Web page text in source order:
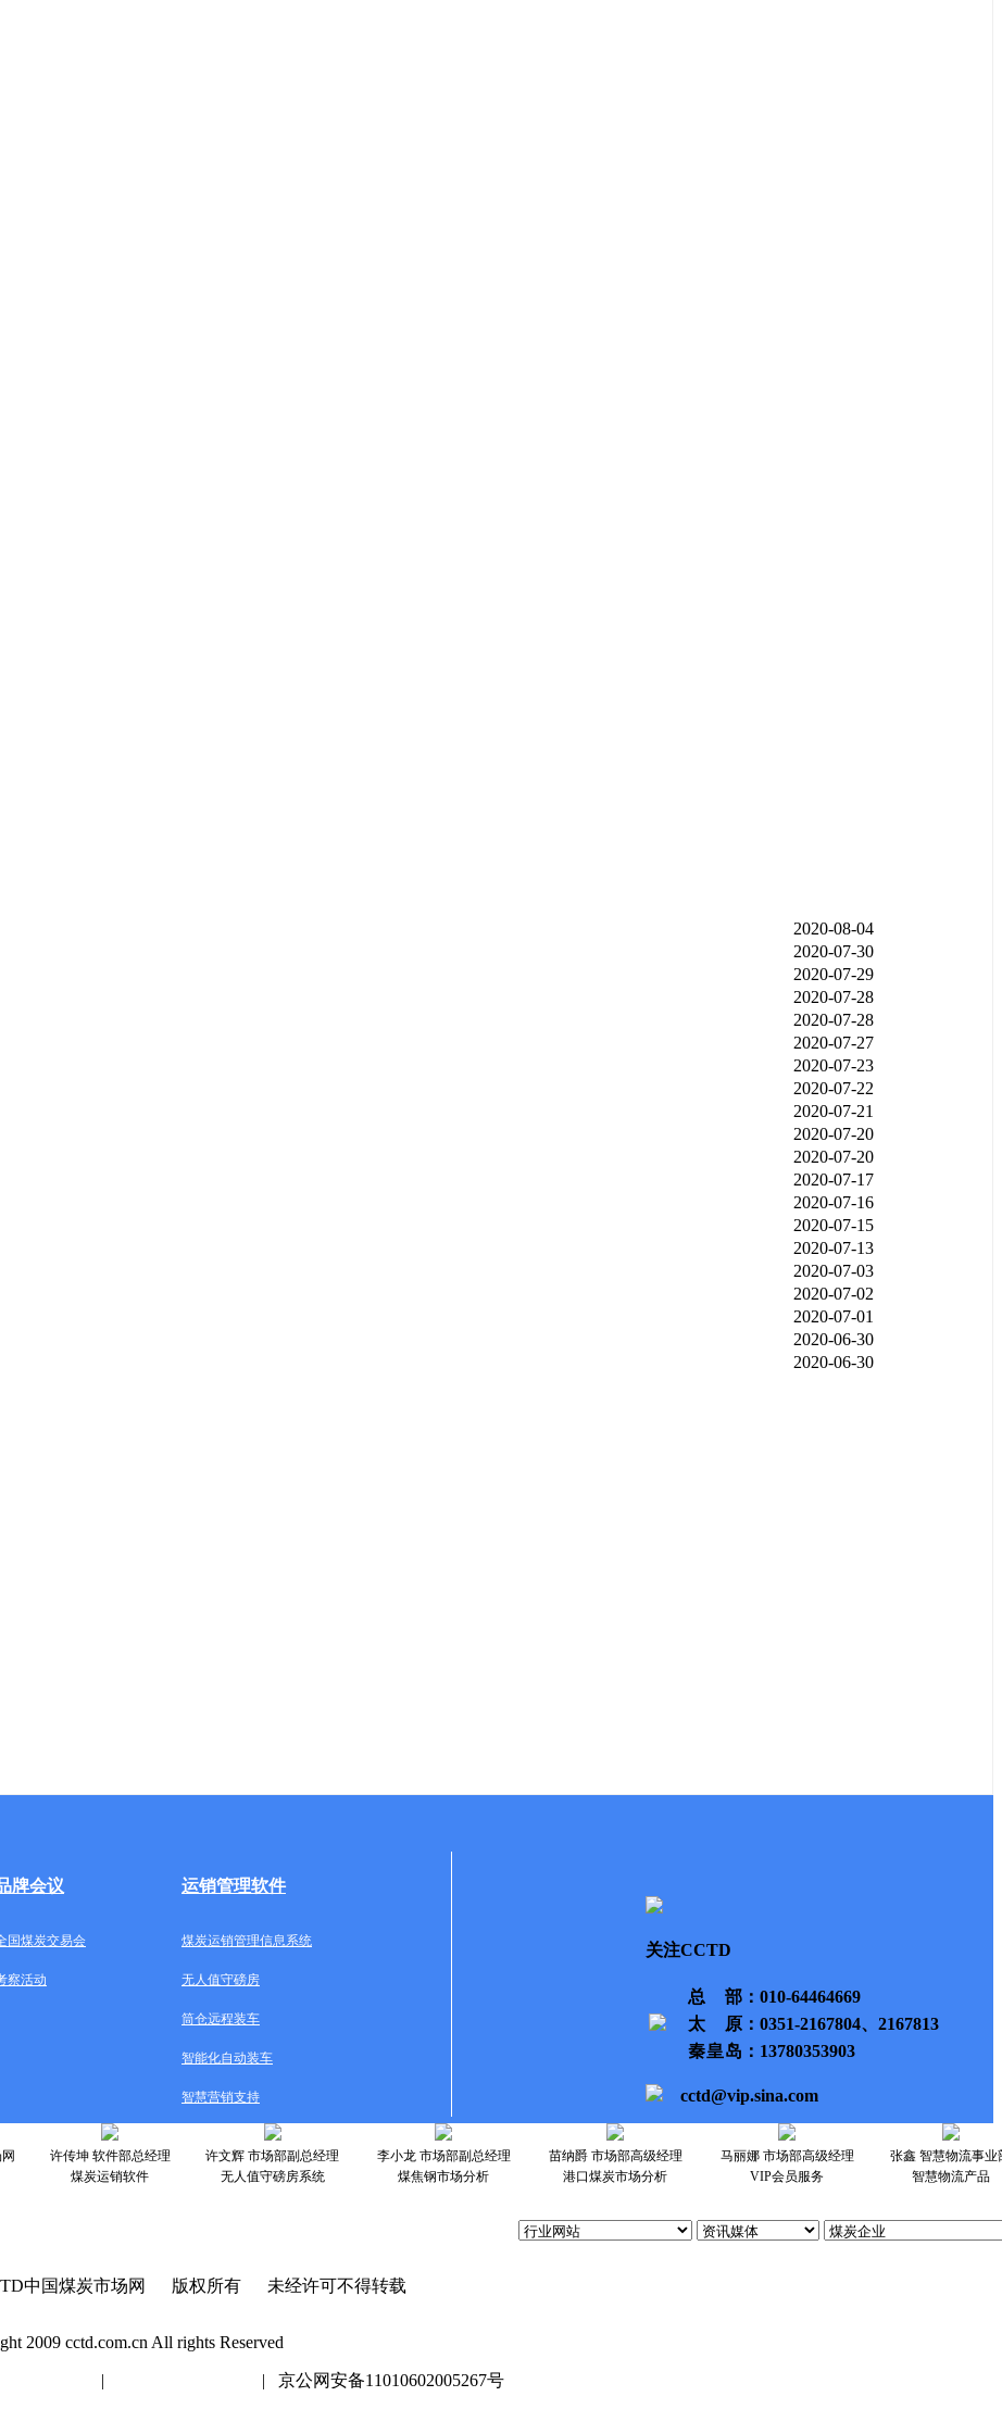
2020-08-04
2020-07-30
2020-07-29
2020-07-28
2020-07-28
2020-07-27
2020-07-23
2020-07-22
2020-07-21
2020-07-20
2020-07-20
2020-07-17
2020-07-16
2020-07-15
2020-07-13
2020-07-03
2020-07-02
2020-07-01
2020-06-30
2020-06-30
牌会议 运销管理软件
国煤炭交易会 煤炭运销管理信息系统
察活动 无人值守磅房
筒仓远程装车
智能化自动装车
智慧营销支持
关注CCTD
总部 ：010-64464669
太原 ：0351-2167804、2167813
秦皇岛 ：13780353903
cctd@vip.sina.com
许传坤 软件部总经理
煤炭运销软件
许文辉 市场部副总经理
无人值守磅房系统
李小龙 市场部副总经理
煤焦钢市场分析
苗纳爵 市场部高级经理
港口煤炭市场分析
马丽娜 市场部高级经理
VIP会员服务
张鑫 智慧物流事业
智慧物流产品
中国煤炭市场网 版权所有 未经许可不得转载
2009 cctd.com.cn All rights Reserved
| | 京公网安备11010602005267号